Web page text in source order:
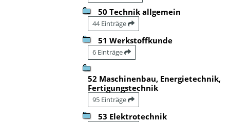
50 Technik allgemein
44 Einträge
51 Werkstoffkunde
6 Einträge
52 Maschinenbau, Energietechnik,
Fertigungstechnik
95 Einträge
53 Elektrotechnik